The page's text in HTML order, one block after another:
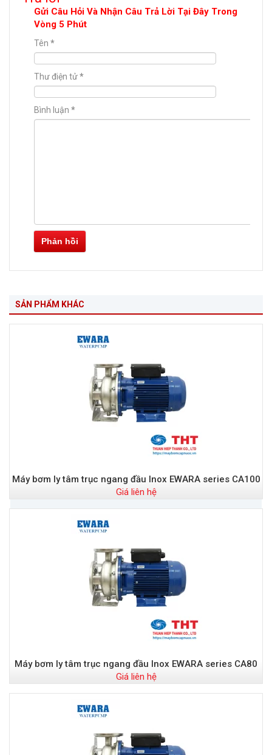
Gửi Câu Hỏi Và Nhận Câu Trả Lời Tại Đây Trong
Vòng 5 Phút
Tên *
Thư điện tử*
Bình luận *
Phản hồi
SẢN PHẨM KHÁC
Máy bơm ly tâm trục ngang đầu Inox EWARA series CA100
Giá liên hệ
Máy bơm ly tâm trục ngang đầu Inox EWARA series CA80
Giá liên hệ